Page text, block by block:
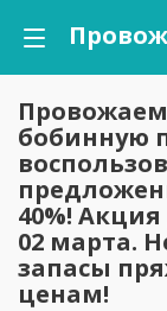
бобинную
40%!
02 марта.
запасы
ценам!